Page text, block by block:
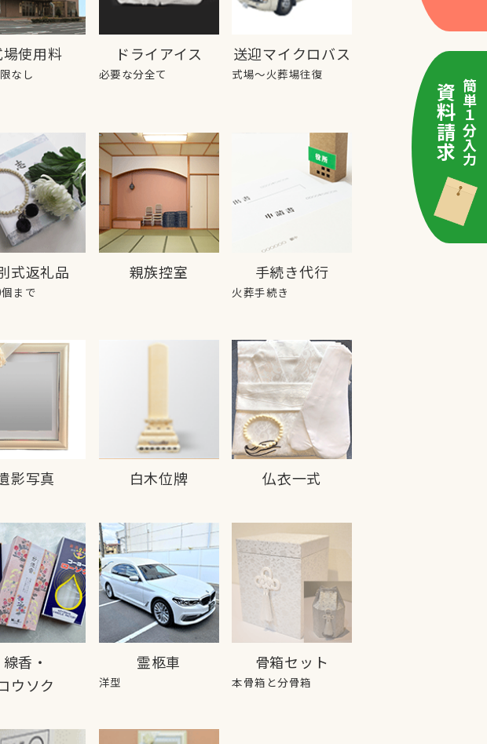
簡単１分入力
資料請求
場使用料
なし
ドライアイス
必要な分全て
送迎マイクロバス
式場～火葬場往復
式返礼品
まで
親族控室 手続き代行
火葬手続き
影写真 白木位牌 仏衣一式
線香・
ウソク
霊柩車
洋型
骨箱セット
本骨箱と分骨箱